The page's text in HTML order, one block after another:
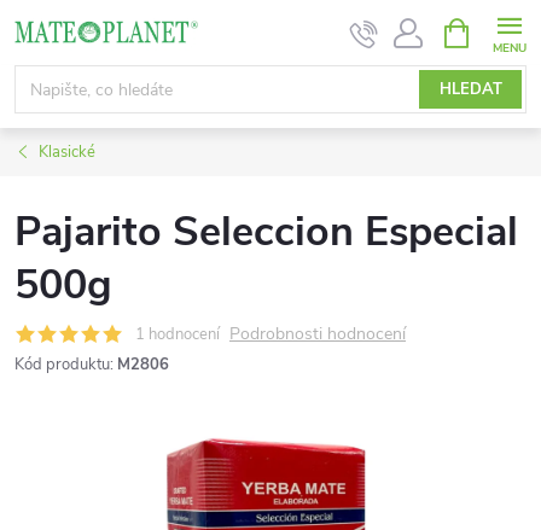
na
obsah
HLEDAT
NÁKUPNÍ
KOŠÍK
Klasické
Pajarito Seleccion Especial
500g
1 hodnocení Podrobnosti hodnocení
Kód produktu: M2806